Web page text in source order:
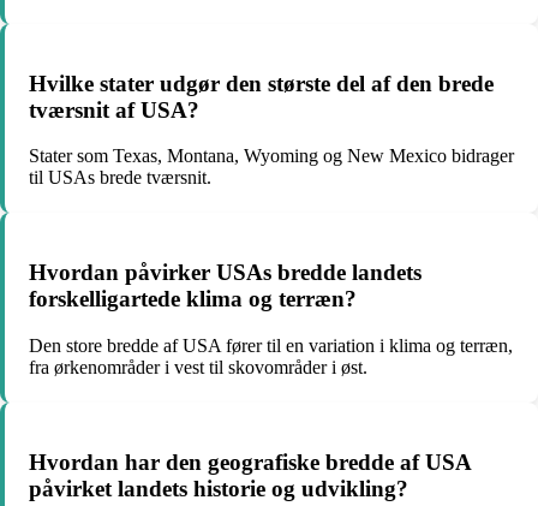
Hvilke stater udgør den største del af den brede
tværsnit af USA?
Stater som Texas, Montana, Wyoming og New Mexico bidrager
til USAs brede tværsnit.
Hvordan påvirker USAs bredde landets
forskelligartede klima og terræn?
Den store bredde af USA fører til en variation i klima og terræn,
fra ørkenområder i vest til skovområder i øst.
Hvordan har den geografiske bredde af USA
påvirket landets historie og udvikling?